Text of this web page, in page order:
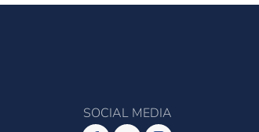
SOCIAL MEDIA